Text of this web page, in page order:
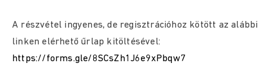
A részvétel ingyenes, de regisztrációhoz kötött az alábbi
linken elérhető űrlap kitöltésével:
https://forms.gle/8SCsZh1J6e9xPbqw7